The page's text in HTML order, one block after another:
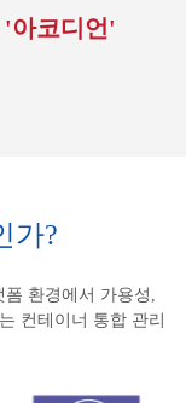
'아코디언'
가?
환경에서 가용성,
컨테이너 통합 관리